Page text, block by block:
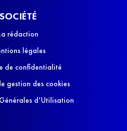
SOCIÉTÉ
rédaction
légales
de confidentialité
gestion des cookies
d’Utilisation